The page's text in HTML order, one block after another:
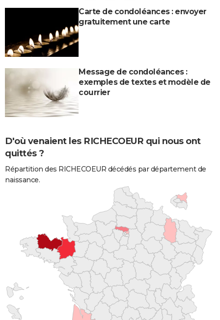
Carte de condoléances : envoyer
gratuitement une carte
Message de condoléances :
exemples de textes et modèle de
courrier
D'où venaient les RICHECOEUR qui nous ont
quittés ?
Répartition des RICHECOEUR décédés par département de
naissance.